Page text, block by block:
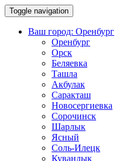
Toggle navigation
Ваш город: Оренбург
Оренбург
Орск
Беляевка
Ташла
Акбулак
Саракташ
Новосергиевка
Сорочинск
Шарлык
Ясный
Соль-Илецк
Кувандык